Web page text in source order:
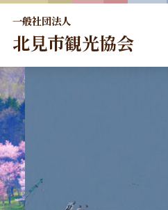
一般社団法人
北見市観光協会